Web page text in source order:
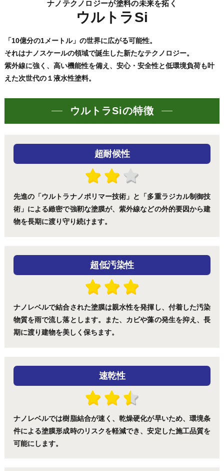
ナノテクノロジーが塗料の未来を拓く
ウルトラSi
「10億分の1メートル」の世界に広がる可能性。
それはナノスケールの領域で誕生した新たなテクノロジー。
紫外線に強く、高い機能性を備え、安心・安全性と低環境負荷も叶
えた次世代の１液水性塗料。
ウルトラSiの特徴
超耐候性
先進の「ウルトラナノポリマー技術」と「多重ラジカル制御技
術」による緻密で強靭な塗膜が、紫外線などの外的要因から建
物を長期に渡り守り続けます。
超低汚染性
ナノレベルで結合された塗膜は親水性を発揮し、付着した汚染
物質を雨で流し落とします。また、カビや藻の発生を抑え、長
期に渡り建物を美しく保ちます。
速乾性
ナノレベルでは樹脂結合が速く、乾燥硬化が早いため、環境条
件による塗膜形成時のリスクを軽減でき、安定した施工品質を
可能にします。